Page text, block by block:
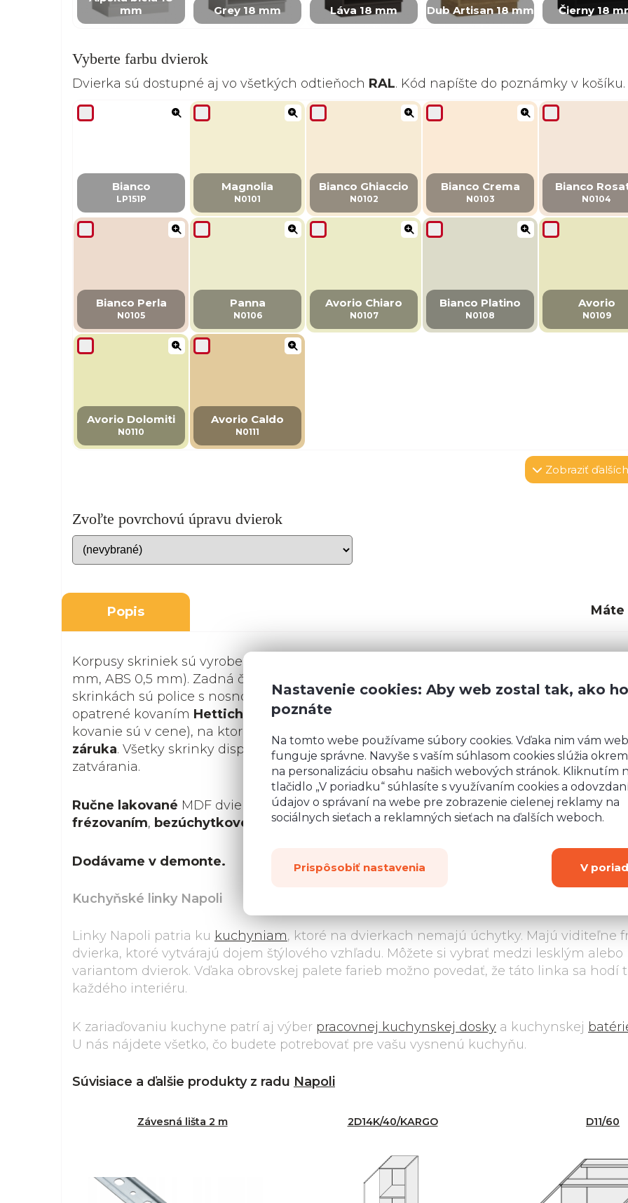
mm
Grey 18 mm Láva 18 mm Dub Artisan 18 mm Čierny 18
Vyberte farbu dvierok
Dvierka sú dostupné aj vo všetkých odtieňoch RAL. Kód napíšte do poznámky v košíku.
Bianco
LP151P
Magnolia
N0101
Bianco Ghiaccio
N0102
Bianco Crema
N0103
Bianco
N0104
Bianco Perla
N0105
Panna
N0106
Avorio Chiaro
N0107
Bianco Platino
N0108
Avorio
N0109
Avorio Dolomiti
N0110
Avorio Caldo
N0111
Zobraziť
Zvoľte povrchovú úpravu dvierok
Popis
Hĺbka:
Návod na montáž
Korpusy skriniek sú vyrobené z kvalitnej LTD dosky (18
mm, ABS 0,5 mm). Zadná časť je z bieleho sololitu a v
skrinkách sú police s nosnosťou 15 kg. Dvierka sú
opatrené kovaním Hettich aleboAventos
kovanie sú v cene), na ktoré sa vzťahuje
doživotná
záruka. Všetky skrinky disponujú systémom tlmeného
zatvárania.
Ručne lakované MDF dvierka 19 mm (lesk alebo mat)s
frézovaním, bezúchytkové vyhotovenie.
Dodávame v demonte.
Kuchyňské linky Napoli
Linky Napoli patria ku kuchyniam, ktoré na dvierkach nemajú úchytky. Majú viditeľne
dvierka, ktoré vytvárajú dojem štýlového vzhľadu. Môžete si vybrať medzi lesklým
variantom dvierok. Vďaka obrovskej palete farieb možno povedať, že táto linka sa hodí
každého interiéru.
K zariaďovaniu kuchyne patrí aj výber pracovnej kuchynskej dosky a kuchynskej
U nás nájdete všetko, čo budete potrebovať pre vašu vysnenú kuchyňu.
Súvisiace a ďalšie produkty z radu Napoli
Závesná lišta 2 m 2D14K/40/KARGO D11/60
Nastavenie cookies: Aby web zostal tak, ako ho
poznáte
Na tomto webe používame súbory cookies. Vďaka nim vám web
funguje správne. Navyše s vaším súhlasom cookies slúžia
na personalizáciu obsahu našich webových stránok. Kliknutím
tlačidlo „V poriadku“ súhlasíte s využívaním cookies a
údajov o správaní na webe pre zobrazenie cielenej reklamy na
sociálnych sieťach a reklamných sieťach na ďalších weboch.
Prispôsobiť nastavenia V